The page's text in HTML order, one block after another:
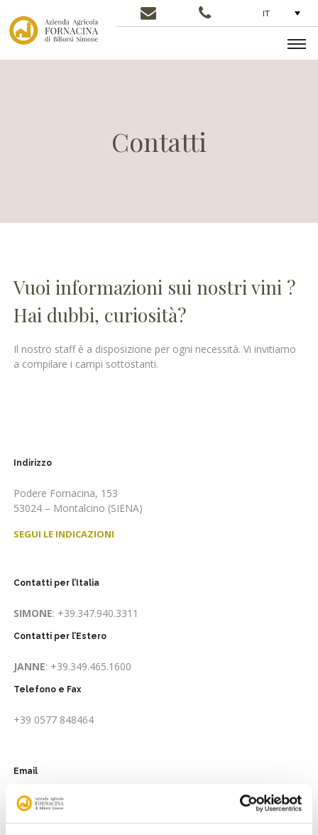
IT
Contatti
Vuoi informazioni sui nostri vini ?
Hai dubbi, curiosità?
Il nostro staff è a disposizione per ogni necessità. Vi invitiamo
a compilare i campi sottostanti.
Indirizzo
Podere Fornacina, 153
53024 – Montalcino (SIENA)
SEGUI LE INDICAZIONI
Contatti per l’Italia
SIMONE: +39.347.940.3311
Contatti per l’Estero
JANNE: +39.349.465.1600
Telefono e Fax
+39 0577 848464
Email
info@cantinafornacina.it